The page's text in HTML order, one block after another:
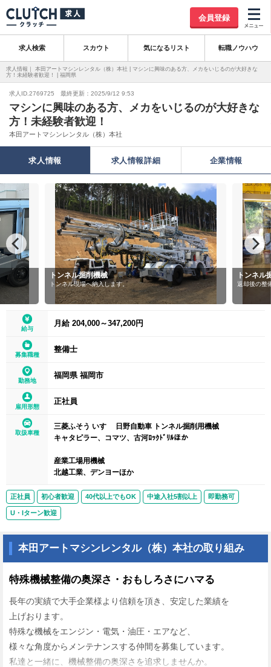
会員登録
求人検索 スカウト 気になるリスト 転職ノウハウ
求人情報｜ 本田アートマシンレンタル（株）本社 | マシンに興味のある方、メカをいじるのが大好きな
方！未経験者歓迎！ | 福岡県
求人ID.2769725 最終更新：2025/9/12 9:53
マシンに興味のある方、メカをいじるのが大好きな
方！未経験者歓迎！
本田アートマシンレンタル（株）本社
求人情報 求人情報詳細 企業情報
トンネル掘削機械
トンネル現場へ納入します。
トンネル
返却後の整
給与
月給 204,000～347,200円
募集職種
整備士
勤務地
福岡県 福岡市
雇用形態
正社員
取扱車種
三菱ふそう いすゞ 日野自動車 トンネル掘削用機械
キャタピラー、コマツ、古河ﾛｯｸﾄﾞﾘﾙほか
産業工場用機械
北越工業、デンヨーほか
正社員 初心者歓迎 40代以上でもOK 中途入社5割以上 即勤務可
U・Iターン歓迎
本田アートマシンレンタル（株）本社の取り組み
特殊機械整備の奥深さ・おもしろさにハマる
長年の実績で大手企業様より信頼を頂き、安定した業績を
上げおります。
特殊な機械をエンジン・電気・油圧・エアなど、
様々な角度からメンテナンスする仲間を募集しています。
私達と一緒に、機械整備の奥深さを追求しませんか。